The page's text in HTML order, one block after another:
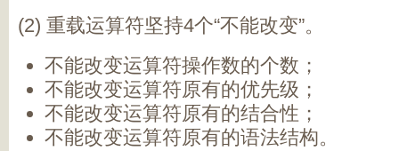
(2) 重载运算符坚持4个“不能改变”。
不能改变运算符操作数的个数；
不能改变运算符原有的优先级；
不能改变运算符原有的结合性；
不能改变运算符原有的语法结构。